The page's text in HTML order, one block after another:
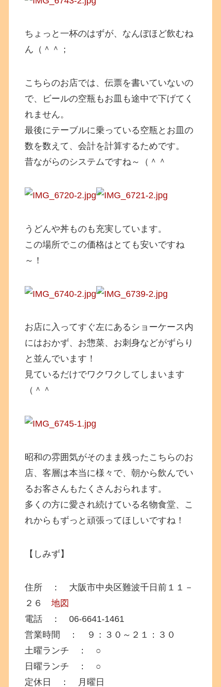
ちょっと一杯のはずが、なんぼほど飲むね
ん（＾＾；
こちらのお店では、伝票を書いていないの
で、ビールの空瓶もお皿も途中で下げてく
れません。
最後にテーブルに乗っている空瓶とお皿の
数を数えて、会計を計算するためです。
昔ながらのシステムですね～（＾＾
うどんや丼ものも充実しています。
この場所でこの価格はとても安いですね
～！
お店に入ってすぐ左にあるショーケース内
にはおかず、お惣菜、お刺身などがずらり
と並んでいます！
見ているだけでワクワクしてしまいます
（＾＾
昭和の雰囲気がそのまま残ったこちらのお
店、客層は本当に様々で、朝から飲んでい
るお客さんもたくさんおられます。
多くの方に愛され続けている名物食堂、こ
れからもずっと頑張ってほしいですね！
【しみず】
住所 ： 大阪市中央区難波千日前１１－
２６地図
電話 ： 06-6641-1461
営業時間 ： ９：３０～２１：３０
土曜ランチ ： ○
日曜ランチ ： ○
定休日 ： 月曜日